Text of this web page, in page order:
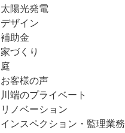
太陽光発電
デザイン
補助金
家づくり
庭
お客様の声
川端のプライベート
リノベーション
インスペクション・監理業務